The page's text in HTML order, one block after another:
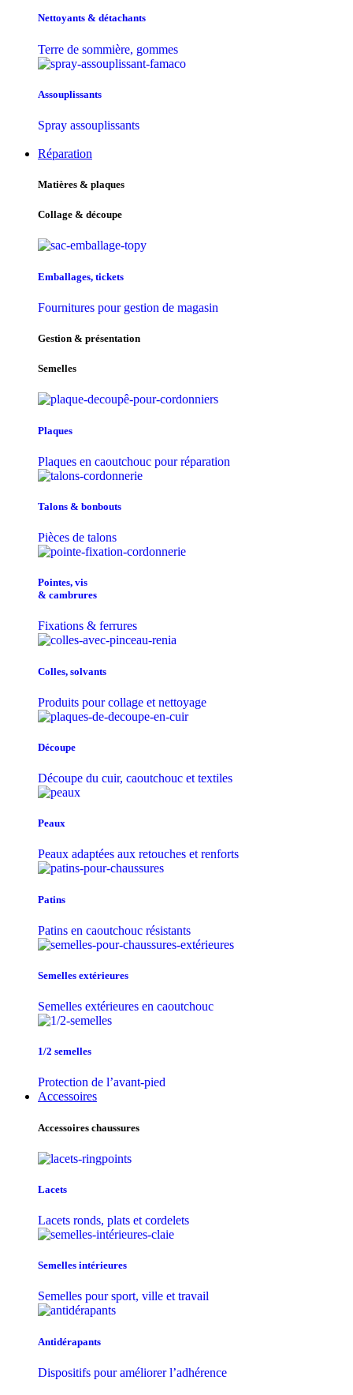
Nettoyants & détachants
Terre de sommière, gommes
Assouplissants
Spray assouplissants
Réparation
Matières & plaques
Collage & découpe
Emballages, tickets
Fournitures pour gestion de magasin
Gestion & présentation
Semelles
Plaques
Plaques en caoutchouc pour réparation
Talons & bonbouts
Pièces de talons
Pointes, vis
& cambrures
Fixations & ferrures
Colles, solvants
Produits pour collage et nettoyage
Découpe
Découpe du cuir, caoutchouc et textiles
Peaux
Peaux adaptées aux retouches et renforts
Patins
Patins en caoutchouc résistants
Semelles extérieures
Semelles extérieures en caoutchouc
1/2 semelles
Protection de l’avant-pied
Accessoires
Accessoires chaussures
Lacets
Lacets ronds, plats et cordelets
Semelles intérieures
Semelles pour sport, ville et travail
Antidérapants
Dispositifs pour améliorer l’adhérence